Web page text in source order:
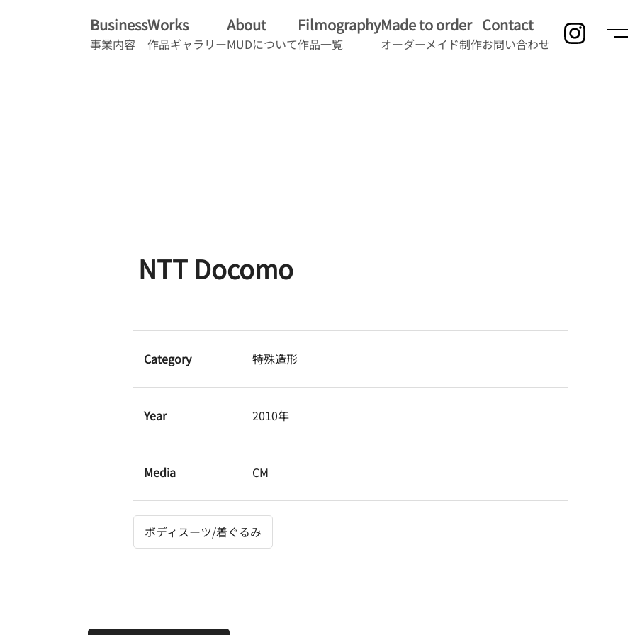
Business
事業内容
Works
作品ギャラリー
About
MUDについて
Filmography
作品一覧
Made to order
オーダーメイド制作
Contact
お問い合わせ
NTT Docomo
Category 特殊造形
Year 2010年
Media CM
ボディスーツ/着ぐるみ